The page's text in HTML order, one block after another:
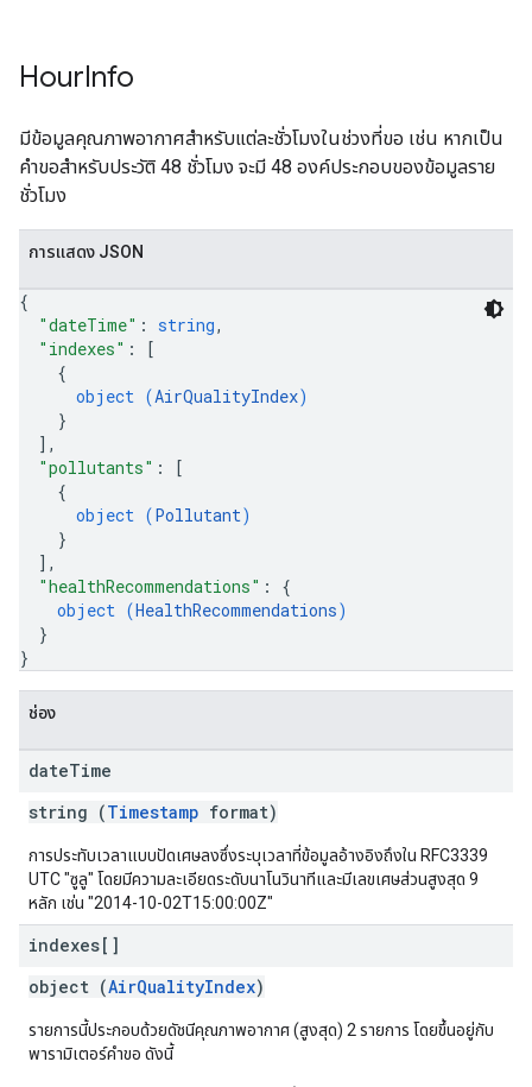
HourInfo
มีข้อมูลคุณภาพอากาศสำหรับแต่ละชั่วโมงในช่วงที่ขอ เช่น หากเป็น
คำขอสำหรับประวัติ 48 ชั่วโมง จะมี 48 องค์ประกอบของข้อมูลราย
ชั่วโมง
การแสดง JSON
{
"dateTime" : string,
"indexes" :
[
{
object (AirQualityIndex)
}
] ,
"pollutants" :
[
{
object (Pollutant)
}
] ,
"healthRecommendations" : {
object (HealthRecommendations)
}
}
ช่อง
dateTime
string (Timestamp format)
การประทับเวลาแบบปัดเศษลงซึ่งระบุเวลาที่ข้อมูลอ้างอิงถึงใน RFC3339
UTC "ซูลู" โดยมีความละเอียดระดับนาโนวินาทีและมีเลขเศษส่วนสูงสุด 9
หลัก เช่น "2014-10-02T15:00:00Z"
indexes[]
object (AirQualityIndex)
รายการนี้ประกอบด้วยดัชนีคุณภาพอากาศ (สูงสุด) 2 รายการ โดยขึ้นอยู่กับ
พารามิเตอร์คำขอ ดังนี้